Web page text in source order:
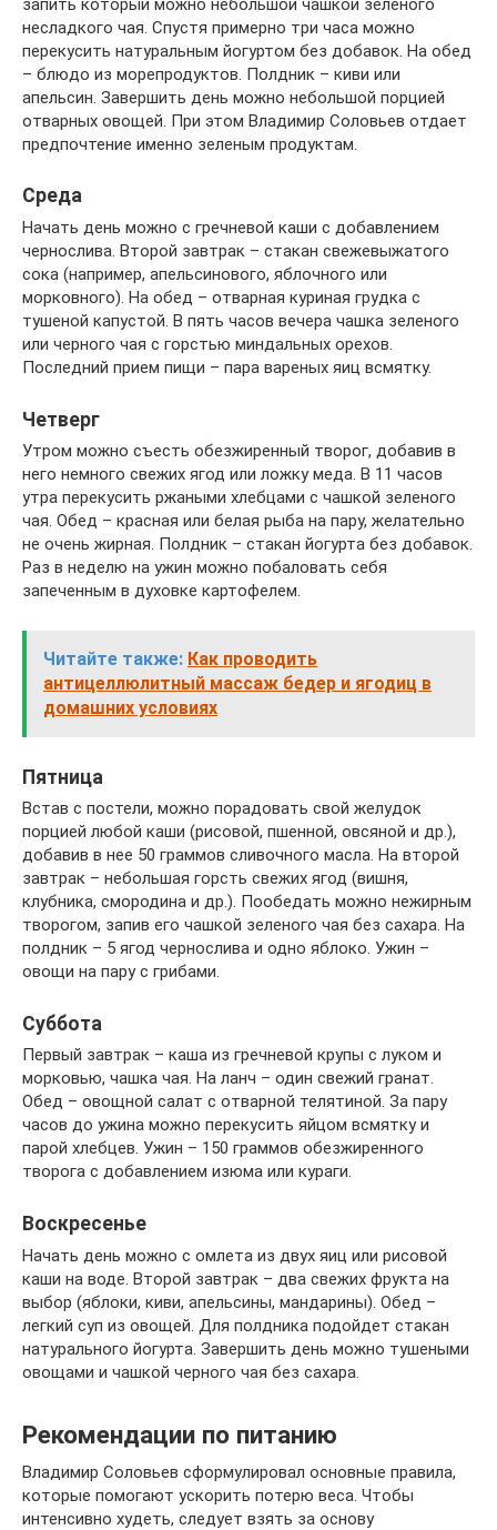
запить который можно небольшой чашкой зеленого
несладкого чая. Спустя примерно три часа можно
перекусить натуральным йогуртом без добавок. На обед
– блюдо из морепродуктов. Полдник – киви или
апельсин. Завершить день можно небольшой порцией
отварных овощей. При этом Владимир Соловьев отдает
предпочтение именно зеленым продуктам.
Среда
Начать день можно с гречневой каши с добавлением
чернослива. Второй завтрак – стакан свежевыжатого
сока (например, апельсинового, яблочного или
морковного). На обед – отварная куриная грудка с
тушеной капустой. В пять часов вечера чашка зеленого
или черного чая с горстью миндальных орехов.
Последний прием пищи – пара вареных яиц всмятку.
Четверг
Утром можно съесть обезжиренный творог, добавив в
него немного свежих ягод или ложку меда. В 11 часов
утра перекусить ржаными хлебцами с чашкой зеленого
чая. Обед – красная или белая рыба на пару, желательно
не очень жирная. Полдник – стакан йогурта без добавок.
Раз в неделю на ужин можно побаловать себя
запеченным в духовке картофелем.
Читайте также: Как проводить
антицеллюлитный массаж бедер и ягодиц в
домашних условиях
Пятница
Встав с постели, можно порадовать свой желудок
порцией любой каши (рисовой, пшенной, овсяной и др.),
добавив в нее 50 граммов сливочного масла. На второй
завтрак – небольшая горсть свежих ягод (вишня,
клубника, смородина и др.). Пообедать можно нежирным
творогом, запив его чашкой зеленого чая без сахара. На
полдник – 5 ягод чернослива и одно яблоко. Ужин –
овощи на пару с грибами.
Суббота
Первый завтрак – каша из гречневой крупы с луком и
морковью, чашка чая. На ланч – один свежий гранат.
Обед – овощной салат с отварной телятиной. За пару
часов до ужина можно перекусить яйцом всмятку и
парой хлебцев. Ужин – 150 граммов обезжиренного
творога с добавлением изюма или кураги.
Воскресенье
Начать день можно с омлета из двух яиц или рисовой
каши на воде. Второй завтрак – два свежих фрукта на
выбор (яблоки, киви, апельсины, мандарины). Обед –
легкий суп из овощей. Для полдника подойдет стакан
натурального йогурта. Завершить день можно тушеными
овощами и чашкой черного чая без сахара.
Рекомендации по питанию
Владимир Соловьев сформулировал основные правила,
которые помогают ускорить потерю веса. Чтобы
интенсивно худеть, следует взять за основу